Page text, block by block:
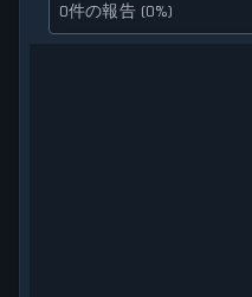
0件の報告 (0%)